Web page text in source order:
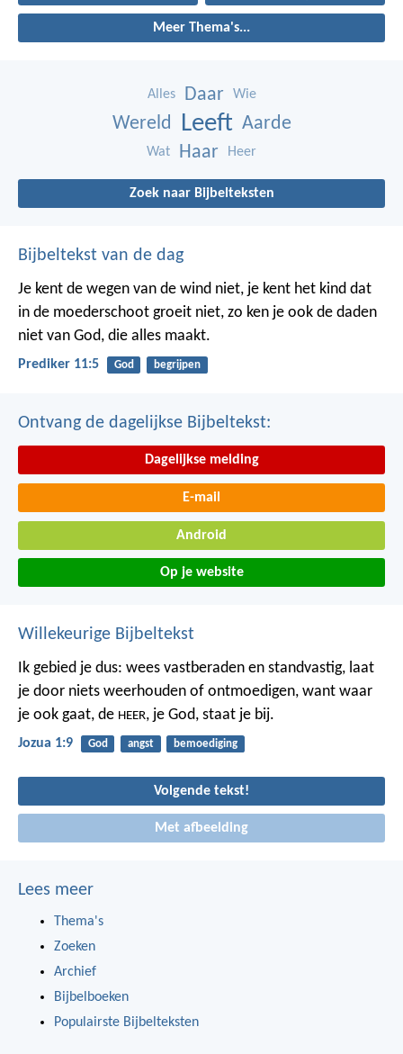
Meer Thema's...
Alles Daar Wie
Wereld Leeft Aarde
Wat Haar Heer
Zoek naar Bijbelteksten
Bijbeltekst van de dag
Je kent de wegen van de wind niet, je kent het kind dat
in de moederschoot groeit niet, zo ken je ook de daden
niet van God, die alles maakt.
Prediker 11:5 God begrijpen
Ontvang de dagelijkse Bijbeltekst:
Dagelijkse melding
E-mail
Android
Op je website
Willekeurige Bijbeltekst
Ik gebied je dus: wees vastberaden en standvastig, laat
je door niets weerhouden of ontmoedigen, want waar
je ook gaat, de HEER, je God, staat je bij.
Jozua 1:9 God angst bemoediging
Volgende tekst!
Met afbeelding
Lees meer
Thema's
Zoeken
Archief
Bijbelboeken
Populairste Bijbelteksten